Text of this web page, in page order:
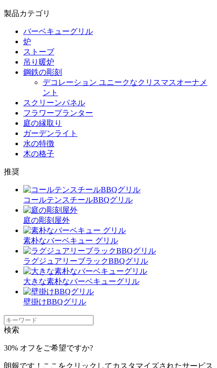
製品カテゴリ
バーベキューグリル
炉
ストーブ
吊り暖炉
鋼鉄の彫刻
デコレーション ユニークなクリスマスオーナメ
ント
スクリーンパネル
フラワープランター
庭の縁取り
ガーデンライト
水の特徴
木の格子
推奨
コールテンスチールBBQグリル
庭の彫刻屋外
素朴なバーベキュー グリル
ラグジュアリーブラックBBQグリル
大きな素朴なバーベキューグリル
壁掛けBBQグリル
検索
30% オフをご希望ですか?
朗報です！ここをクリックしてカスタマイズされたサービス